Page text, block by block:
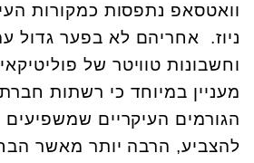
וואטסאפ נתפסות כמקורות
ניוז. אחריהם לא בפער גדול
וחשבונות טוויטר של
מעניין במיוחד כי רשתות
הגורמים העיקריים
להצביע, הרבה יותר מאשר